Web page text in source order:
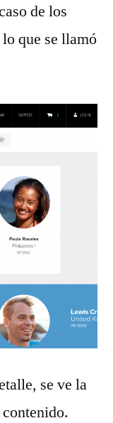
de los
que se llamó
se ve la